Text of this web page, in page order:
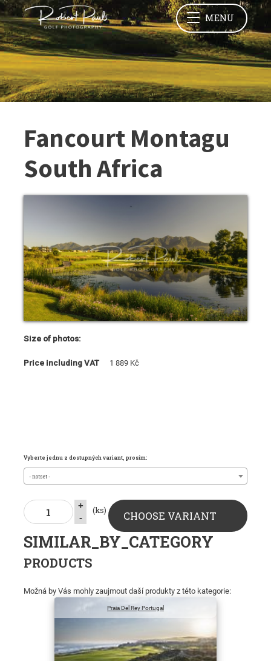
MENU
Fancourt Montagu
South Africa
Size of photos:
Price including VAT 1 889 Kč
Vyberte jednu z dostupných variant, prosím:
- notset -
+
-
(ks) CHOOSE VARIANT
SIMILAR_BY_CATEGORY
PRODUCTS
Možná by Vás mohly zaujmout daší produkty z této kategorie:
Praia Del Rey Portugal